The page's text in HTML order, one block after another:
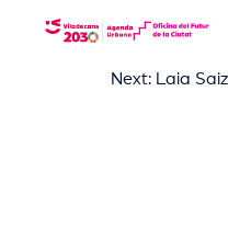
Next: Laia Saiz